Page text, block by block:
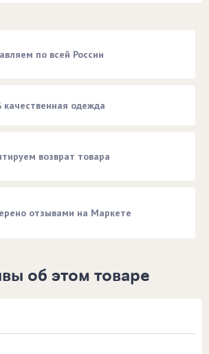
по всей России
качественная одежда
возврат товара
отзывами на Маркете
об этом товаре